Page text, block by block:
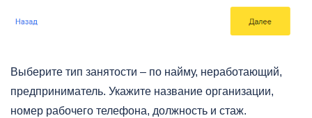
Выберите тип занятости – по найму, неработающий,
предприниматель. Укажите название организации,
номер рабочего телефона, должность и стаж.